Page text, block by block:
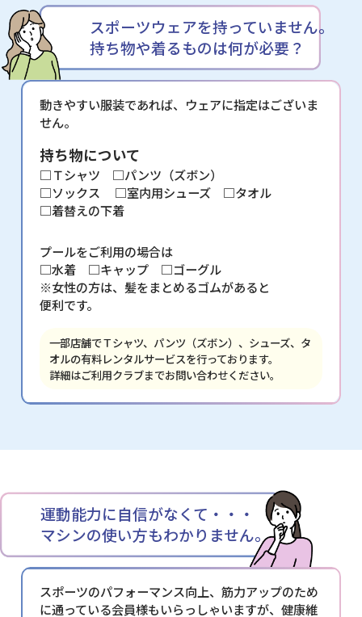
スポーツウェアを持っていません。
持ち物や着るものは何が必要？
動きやすい服装であれば、ウェアに指定はございま
せん。
持ち物について
□Ｔシャツ □パンツ（ズボン）
□ソックス
□室内用シューズ □タオル
□着替えの下着
プールをご利用の場合は
□水着 □キャップ □ゴーグル
※女性の方は、髪をまとめるゴムがあると
便利です。
一部店舗でＴシャツ、パンツ（ズボン）、シューズ、タ
オルの有料レンタルサービスを行っております。
詳細はご利用クラブまでお問い合わせください。
運動能力に自信がなくて・・・
マシンの使い方もわかりません。
スポーツのパフォーマンス向上、筋力アップのため
に通っている会員様もいらっしゃいますが、健康維